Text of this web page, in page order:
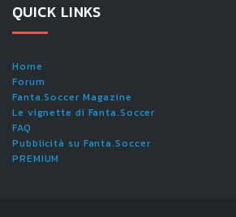
QUICK LINKS
Home
Forum
Fanta.Soccer Magazine
Le vignette di Fanta.Soccer
FAQ
Pubblicità su Fanta.Soccer
PREMIUM